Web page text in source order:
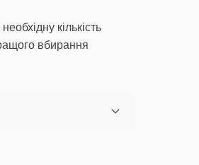
кількість
вбирання